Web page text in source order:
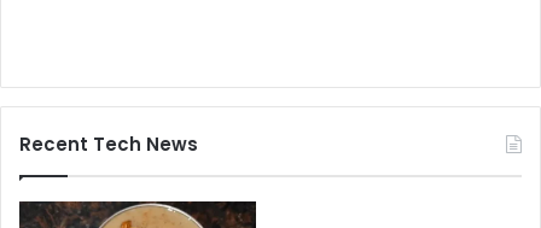
Recent Tech News